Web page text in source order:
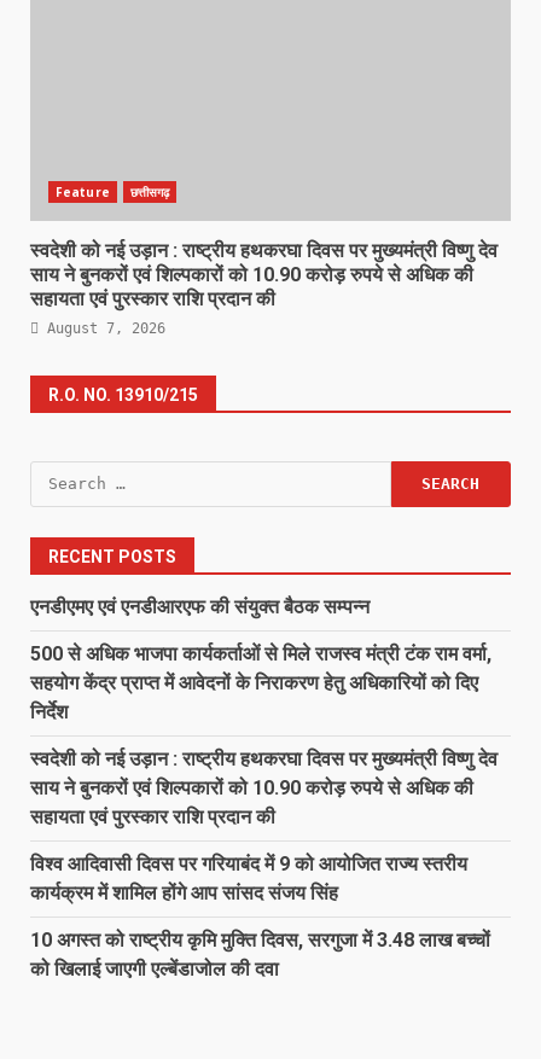
Feature छत्तीसगढ़
स्वदेशी को नई उड़ान : राष्ट्रीय हथकरघा दिवस पर मुख्यमंत्री विष्णु देव
साय ने बुनकरों एवं शिल्पकारों को 10.90 करोड़ रुपये से अधिक की
सहायता एवं पुरस्कार राशि प्रदान की
August 7, 2026
R.O. NO. 13910/215
Search
for:
RECENT POSTS
एनडीएमए एवं एनडीआरएफ की संयुक्त बैठक सम्पन्न
500 से अधिक भाजपा कार्यकर्ताओं से मिले राजस्व मंत्री टंक राम वर्मा,
सहयोग केंद्र प्राप्त में आवेदनों के निराकरण हेतु अधिकारियों को दिए
निर्देश
स्वदेशी को नई उड़ान : राष्ट्रीय हथकरघा दिवस पर मुख्यमंत्री विष्णु देव
साय ने बुनकरों एवं शिल्पकारों को 10.90 करोड़ रुपये से अधिक की
सहायता एवं पुरस्कार राशि प्रदान की
विश्व आदिवासी दिवस पर गरियाबंद में 9 को आयोजित राज्य स्तरीय
कार्यक्रम में शामिल होंगे आप सांसद संजय सिंह
10 अगस्त को राष्ट्रीय कृमि मुक्ति दिवस, सरगुजा में 3.48 लाख बच्चों
को खिलाई जाएगी एल्बेंडाजोल की दवा